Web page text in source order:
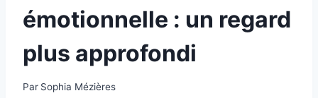
émotionnelle : un regard
plus approfondi
Par Sophia Mézières